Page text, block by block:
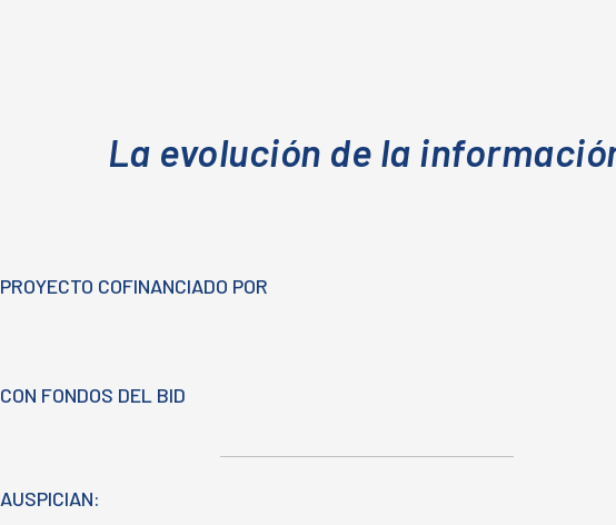
La evolución de la
PROYECTO COFINANCIADO POR
CON FONDOS DEL BID
AUSPICIAN: